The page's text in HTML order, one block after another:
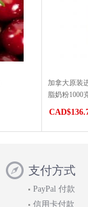
加拿大原装
脂奶粉1000
支付方式
PayPal 付款
信用卡付款